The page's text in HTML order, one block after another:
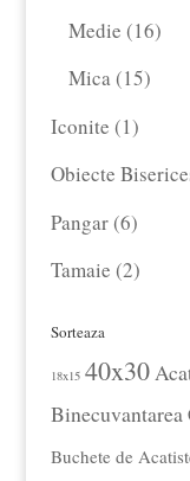
de
Medie 1616
Mica 1515
Iconite 11
produs
Obiecte
Pangar 66
produse
Tamaie 22
Sorteaza
18x15 40x30
Binecuvantarea
Buchete de